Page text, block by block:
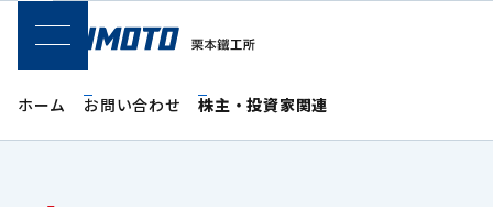
SPメニュー
ホーム お問い合わせ 株主・投資家関連